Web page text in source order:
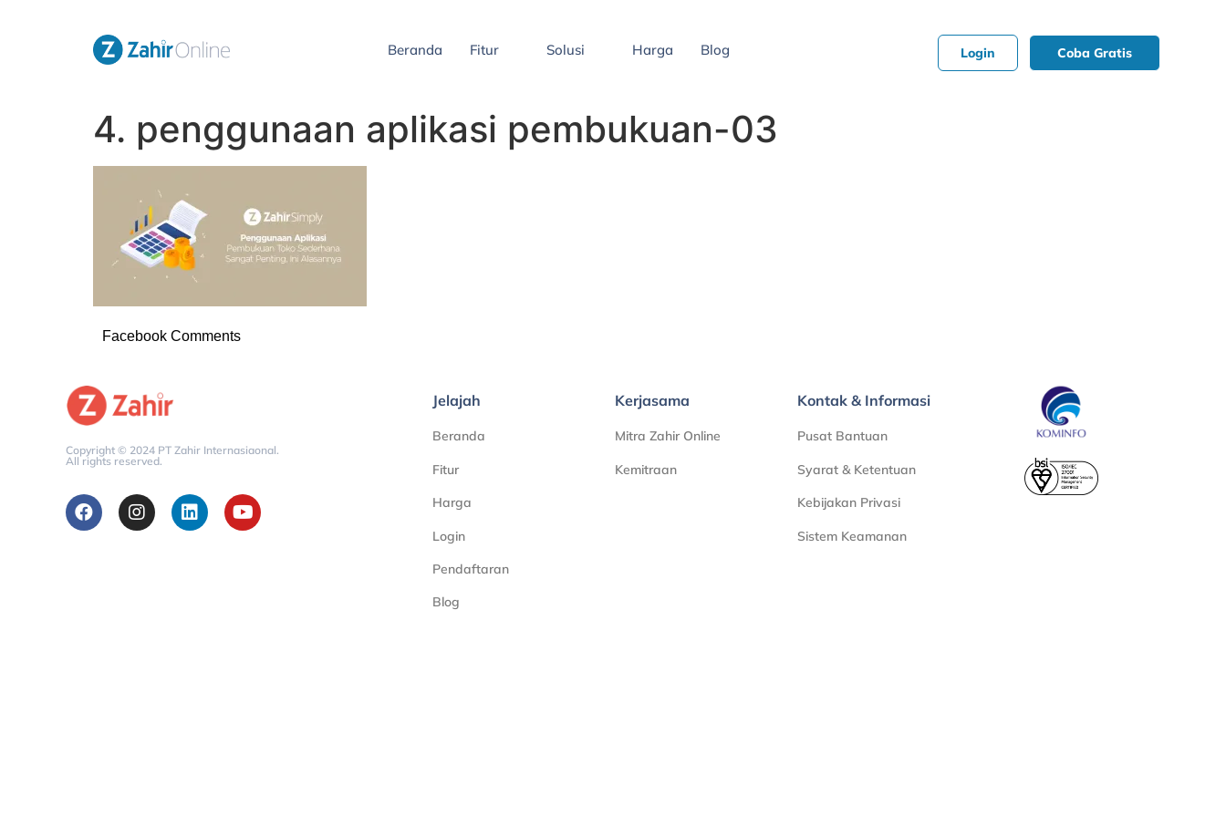
Beranda Fitur Solusi Harga Blog Login Coba Gratis
4. penggunaan aplikasi pembukuan-03
Facebook Comments
Copyright © 2024 PT Zahir Internasiaonal.
All rights reserved.
Jelajah
Beranda
Fitur
Harga
Login
Pendaftaran
Blog
Kerjasama
Mitra Zahir Online
Kemitraan
Kontak & Informasi
Pusat Bantuan
Syarat & Ketentuan
Kebijakan Privasi
Sistem Keamanan